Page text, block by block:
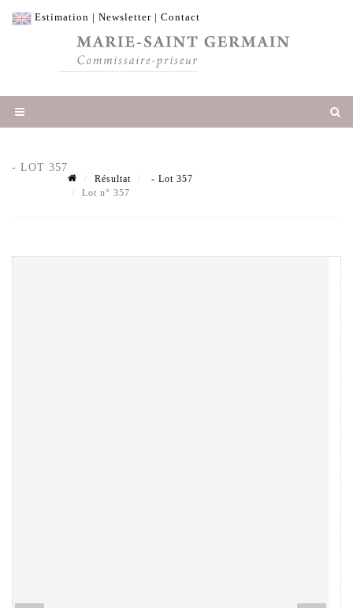
Estimation | Newsletter | Contact
- LOT 357
Résultat
- Lot 357
Lot n° 357